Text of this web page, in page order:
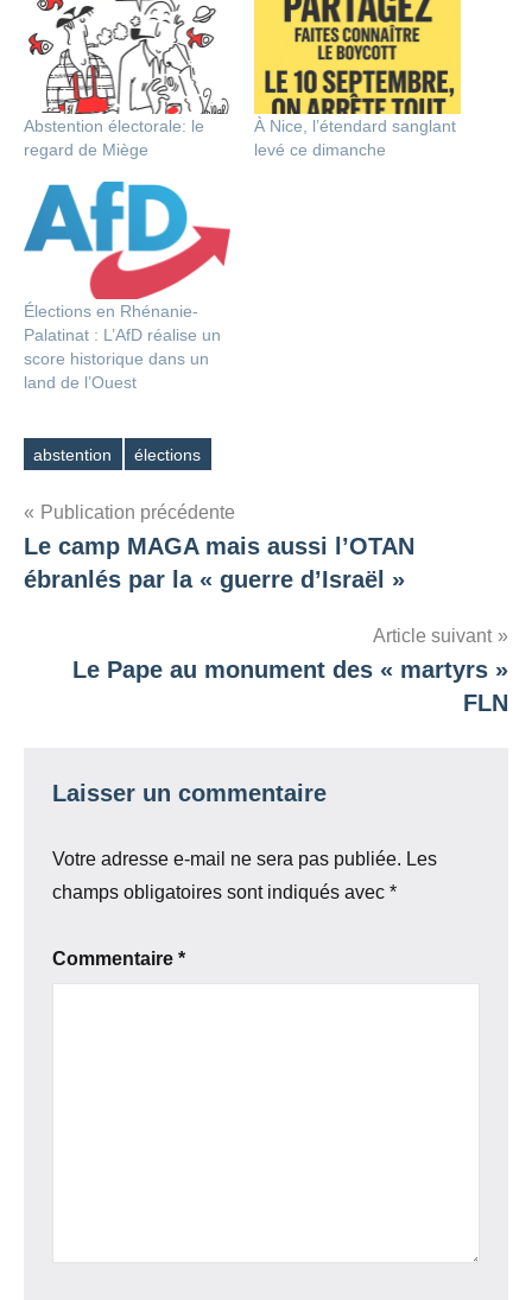
Abstention électorale: le
regard de Miège
À Nice, l’étendard sanglant
levé ce dimanche
Élections en Rhénanie-
Palatinat : L’AfD réalise un
score historique dans un
land de l’Ouest
Étiquettes
abstention élections
Navigation
de
Publication précédente
Le camp MAGA mais aussi l’OTAN
ébranlés par la « guerre d’Israël »
Article suivant
Le Pape au monument des « martyrs »
FLN
Laisser un commentaire
Votre adresse e-mail ne sera pas publiée. Les
champs obligatoires sont indiqués avec *
Commentaire *